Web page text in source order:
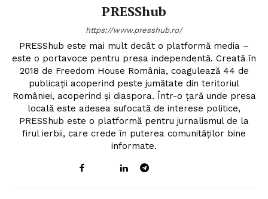
FREEDOM HOUSE ROMÂNIA
PRESShub
Despre noi / Echipa
Proiecte editoriale
PRESShub
https://www.presshub.ro/
PRESShub este mai mult decât o platformă media –
este o portavoce pentru presa independentă. Creată în
2018 de Freedom House România, coagulează 44 de
publicații acoperind peste jumătate din teritoriul
României, acoperind și diaspora. Într-o țară unde presa
locală este adesea sufocată de interese politice,
PRESShub este o platformă pentru jurnalismul de la
firul ierbii, care crede în puterea comunităților bine
informate.